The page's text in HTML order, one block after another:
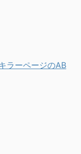
ラーページのAB